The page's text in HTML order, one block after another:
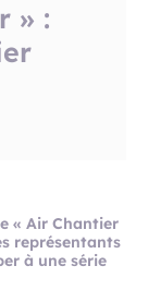
» :
« Air Chantier
représentants
à une série